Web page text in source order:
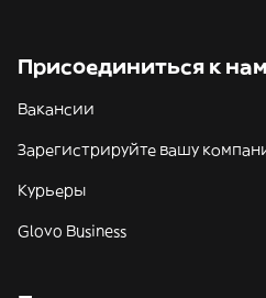
Присоединиться к нам
Вакансии
Зарегистрируйте вашу
Курьеры
Glovo Business